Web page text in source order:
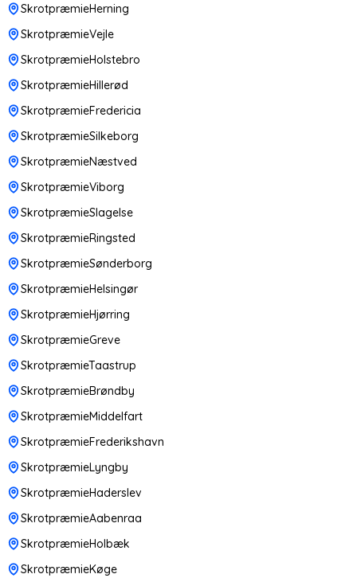
SkrotpræmieHerning
SkrotpræmieVejle
SkrotpræmieHolstebro
SkrotpræmieHillerød
SkrotpræmieFredericia
SkrotpræmieSilkeborg
SkrotpræmieNæstved
SkrotpræmieViborg
SkrotpræmieSlagelse
SkrotpræmieRingsted
SkrotpræmieSønderborg
SkrotpræmieHelsingør
SkrotpræmieHjørring
SkrotpræmieGreve
SkrotpræmieTaastrup
SkrotpræmieBrøndby
SkrotpræmieMiddelfart
SkrotpræmieFrederikshavn
SkrotpræmieLyngby
SkrotpræmieHaderslev
SkrotpræmieAabenraa
SkrotpræmieHolbæk
SkrotpræmieKøge